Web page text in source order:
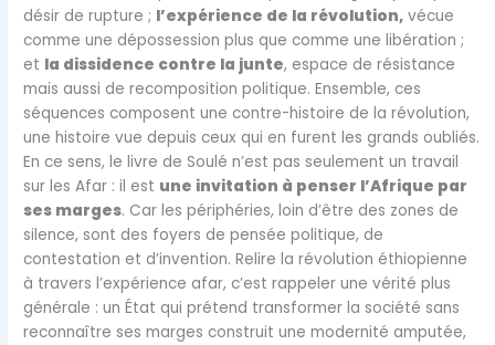
désir de rupture ; l’expérience de la révolution, vécue
comme une dépossession plus que comme une libération ;
et la dissidence contre la junte, espace de résistance
mais aussi de recomposition politique. Ensemble, ces
séquences composent une contre-histoire de la révolution,
une histoire vue depuis ceux qui en furent les grands oubliés.
En ce sens, le livre de Soulé n’est pas seulement un travail
sur les Afar : il est une invitation à penser l’Afrique par
ses marges. Car les périphéries, loin d’être des zones de
silence, sont des foyers de pensée politique, de
contestation et d’invention. Relire la révolution éthiopienne
à travers l’expérience afar, c’est rappeler une vérité plus
générale : un État qui prétend transformer la société sans
reconnaître ses marges construit une modernité amputée,